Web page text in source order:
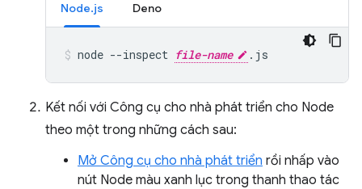
Node.js Deno
node --inspect file-name .js
Kết nối với Công cụ cho nhà phát triển cho Node
theo một trong những cách sau:
Mở Công cụ cho nhà phát triển rồi nhấp vào
nút Node màu xanh lục trong thanh thao tác